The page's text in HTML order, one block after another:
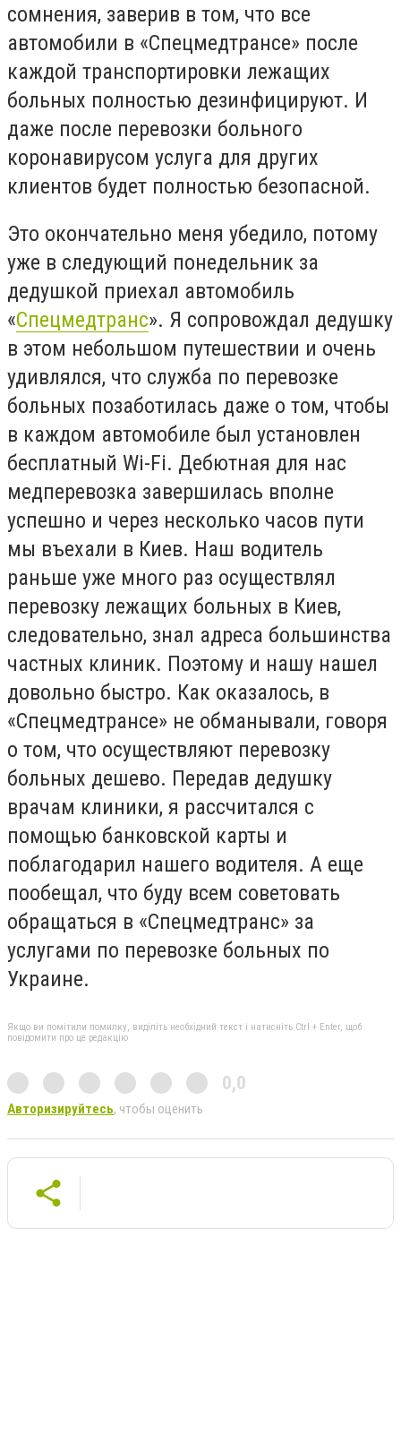
сомнения, заверив в том, что все
автомобили в «Спецмедтрансе» после
каждой транспортировки лежащих
больных полностью дезинфицируют. И
даже после перевозки больного
коронавирусом услуга для других
клиентов будет полностью безопасной.
Это окончательно меня убедило, потому
уже в следующий понедельник за
дедушкой приехал автомобиль
«Спецмедтранс». Я сопровождал дедушку
в этом небольшом путешествии и очень
удивлялся, что служба по перевозке
больных позаботилась даже о том, чтобы
в каждом автомобиле был установлен
бесплатный Wi-Fi. Дебютная для нас
медперевозка завершилась вполне
успешно и через несколько часов пути
мы въехали в Киев. Наш водитель
раньше уже много раз осуществлял
перевозку лежащих больных в Киев,
следовательно, знал адреса большинства
частных клиник. Поэтому и нашу нашел
довольно быстро. Как оказалось, в
«Спецмедтрансе» не обманывали, говоря
о том, что осуществляют перевозку
больных дешево. Передав дедушку
врачам клиники, я рассчитался с
помощью банковской карты и
поблагодарил нашего водителя. А еще
пообещал, что буду всем советовать
обращаться в «Спецмедтранс» за
услугами по перевозке больных по
Украине.
Якщо ви помітили помилку, виділіть необхідний текст і натисніть Ctrl + Enter, щоб
повідомити про це редакцію
0,0
Авторизируйтесь, чтобы оценить